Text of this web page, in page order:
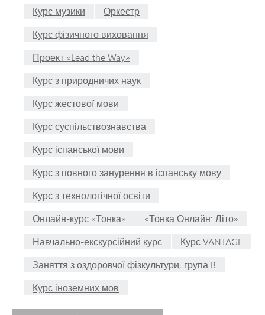
Курс музики
Оркестр
Курс фізичного виховання
Проект «Lead the Way»
Курс з природничих наук
Курс жестової мови
Курс суспільствознавства
Курс іспанської мови
Курс з повного занурення в іспанську мову
Курс з технологічної освіти
Онлайн-курс «Тонка»
«Тонка Онлайн: Літо»
Навчально-екскурсійний курс
Курс VANTAGE
Заняття з оздоровчої фізкультури, група B
Курс іноземних мов